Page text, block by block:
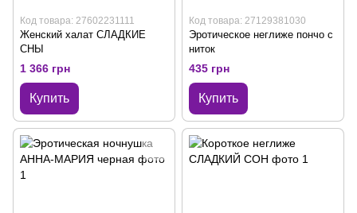
Код товара: 27602231111
Женский халат СЛАДКИЕ
СНЫ
1 366 грн
Купить
Код товара: 27129381030
Эротическое неглиже пончо с
ниток
435 грн
Купить